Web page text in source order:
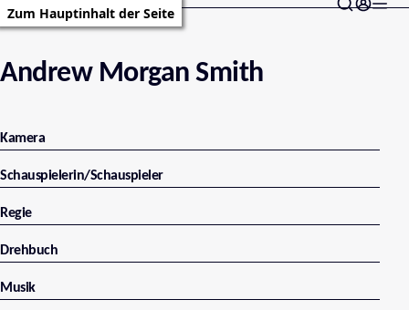
Zum Hauptinhalt der Seite
Andrew Morgan Smith
Kamera
Schauspielerin/Schauspieler
Regie
Drehbuch
Musik